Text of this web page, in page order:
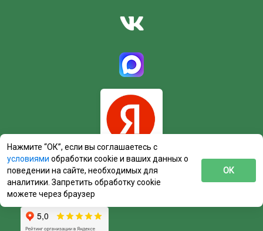
Нажмите “ОК”, если вы соглашаетесь с
условиями обработки cookie и ваших данных о
поведении на сайте, необходимых для
аналитики. Запретить обработку cookie
можете через браузер
ОК